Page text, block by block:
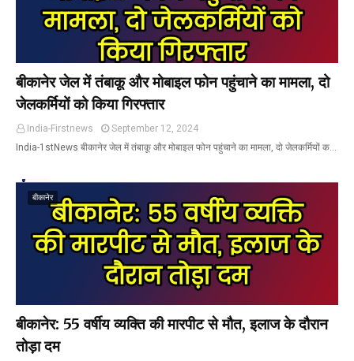
बीकानेर जेल में तंबाकू और मोबाइल फोन पहुंचाने का मामला, दो
जेलकर्मियों को किया गिरफ्तार
India-Firstnews
September 12, 2024
India-1stNews बीकानेर जेल में तंबाकू और मोबाइल फोन पहुंचाने का मामला, दो जेलकर्मियों क…
बीकानेर
बीकानेर: 55 वर्षीय व्यक्ति की मारपीट से मौत, इलाज के दौरान
तोड़ा दम